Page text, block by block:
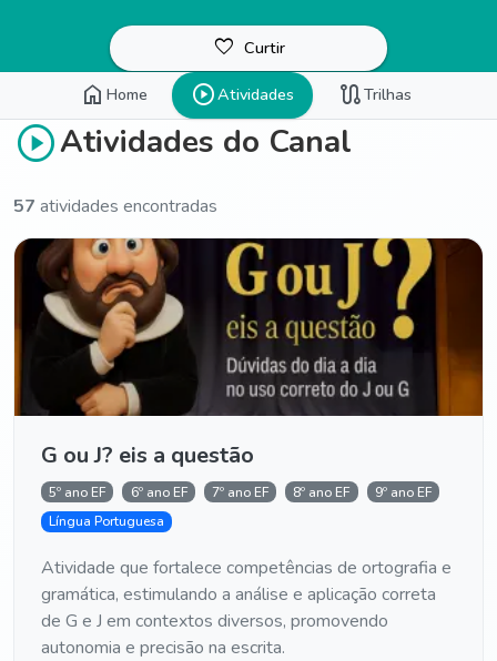
favorite_border Curtir
home Home play_circleAtividades routeTrilhas
play_circleAtividades do Canal
57 atividades encontradas
G ou J? eis a questão
5º ano EF 6º ano EF 7º ano EF 8º ano EF
9º ano EF
Língua Portuguesa
Atividade que fortalece competências de ortografia e
gramática, estimulando a análise e aplicação correta
de G e J em contextos diversos, promovendo
autonomia e precisão na escrita.